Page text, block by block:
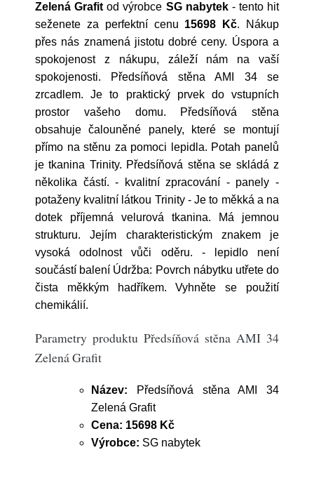
Zelená Grafit od výrobce SG nabytek- tento hit
seženete za perfektní cenu 15698 Kč. Nákup
přes nás znamená jistotu dobré ceny. Úspora a
spokojenost z nákupu, záleží nám na vaší
spokojenosti. Předsíňová stěna AMI 34 se
zrcadlem. Je to praktický prvek do vstupních
prostor vašeho domu. Předsíňová stěna
obsahuje čalouněné panely, které se montují
přímo na stěnu za pomoci lepidla. Potah panelů
je tkanina Trinity. Předsíňová stěna se skládá z
několika částí. - kvalitní zpracování - panely -
potaženy kvalitní látkou Trinity - Je to měkká a na
dotek příjemná velurová tkanina. Má jemnou
strukturu. Jejím charakteristickým znakem je
vysoká odolnost vůči oděru. - lepidlo není
součástí balení Údržba: Povrch nábytku utřete do
čista měkkým hadříkem. Vyhněte se použití
chemikálií.
Parametry produktu Předsíňová stěna AMI 34
Zelená Grafit
Název: Předsíňová stěna AMI 34
Zelená Grafit
Cena: 15698 Kč
Výrobce: SG nabytek